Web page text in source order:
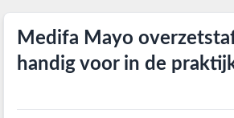
Medifa Mayo
handig voor in de